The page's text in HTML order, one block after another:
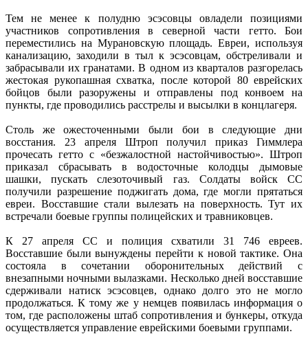
Тем не менее к полудню эсэсовцы овладели позициями
участников сопротивления в северной части гетто. Бои
переместились на Мурановскую площадь. Евреи, используя
канализацию, заходили в тыл к эсэсовцам, обстреливали и
забрасывали их гранатами. В одном из кварталов разгорелась
жестокая рукопашная схватка, после которой 80 еврейских
бойцов были разоружены и отправлены под конвоем на
пункты, где проводились расстрелы и высылки в концлагеря.
Столь же ожесточенными были бои в следующие дни
восстания. 23 апреля Штроп получил приказ Гиммлера
прочесать гетто с «безжалостной настойчивостью». Штроп
приказал сбрасывать в водосточные колодцы дымовые
шашки, пускать слезоточивый газ. Солдаты войск СС
получили разрешение поджигать дома, где могли прятаться
евреи. Восставшие стали вылезать на поверхность. Тут их
встречали боевые группы полицейских и травниковцев.
К 27 апреля СС и полиция схватили 31 746 евреев.
Восставшие были вынуждены перейти к новой тактике. Она
состояла в сочетании оборонительных действий с
внезапными ночными вылазками. Несколько дней восставшие
сдерживали натиск эсэсовцев, однако долго это не могло
продолжаться. К тому же у немцев появилась информация о
том, где расположены штаб сопротивления и бункеры, откуда
осуществляется управление еврейскими боевыми группами.